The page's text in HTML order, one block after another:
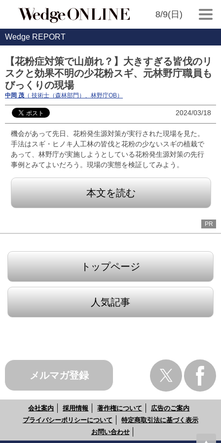
8/9(日)
Wedge REPORT
【花粉症対策で山崩れ？】大きすぎる皆伐のリ
スクと効果不明の少花粉スギ、元林野庁職員も
びっくりの現場
中岡 茂 （ 技術士（森林部門）、林野庁OB）
2024/03/18
機会があって先日、花粉発生源対策が実行された現場を見た。
手法はスギ・ヒノキ人工林の皆伐と花粉の少ないスギの植栽で
あって、林野庁が実施しようとしている花粉発生源対策の先行
事例とみてよいだろう。現場の実態を検証してみよう。
本文を読む
PR
トップページ
人気記事
メルマガ登録
会社案内 採用情報 著作権について
広告のご案内
プライバシーポリシーについて
特定商取引法に基づく表示
お問い合わせ